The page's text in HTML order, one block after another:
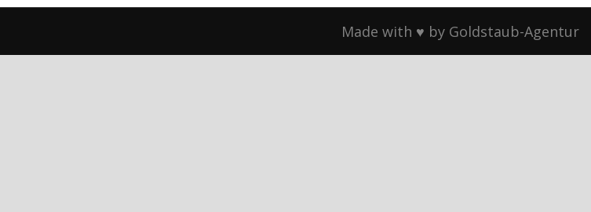
Made with ♥ by Goldstaub-Agentur